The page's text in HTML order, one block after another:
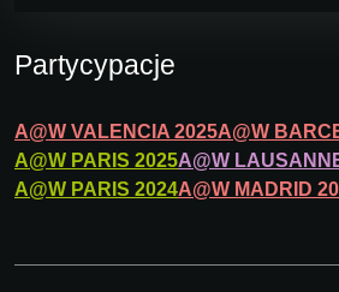
Partycypacje
A@W VALENCIA 2025A@W
A@W PARIS 2025A@W
A@W PARIS 2024A@W MADRID